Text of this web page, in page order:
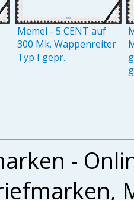
Memel - 5 CENT auf
300 Mk. Wappenreiter
Typ I gepr.
-